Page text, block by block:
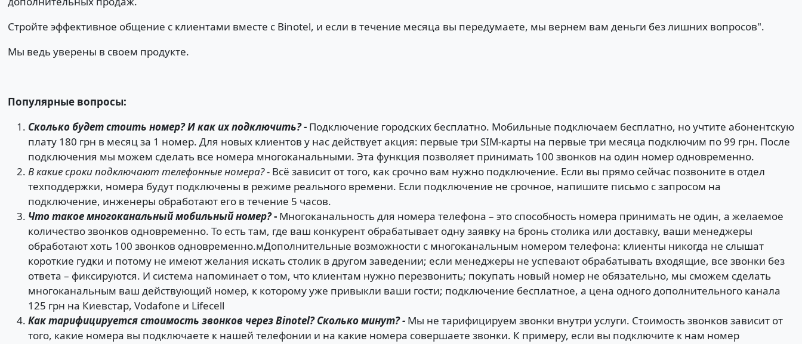
Стройте эффективное общение с клиентами вместе с Binotel, и если в течение месяца вы передумаете, мы вернем вам деньги без лишних вопросов".
Мы ведь уверены в своем продукте.
Популярные вопросы:
Сколько будет стоить номер? И как их подключить? - Подключение городских бесплатно. Мобильные подключаем бесплатно, но учтите абонентскую
плату 180 грн в месяц за 1 номер. Для новых клиентов у нас действует акция: первые три SIM-карты на первые три месяца подключим по 99 грн. После
подключения мы можем сделать все номера многоканальными. Эта функция позволяет принимать 100 звонков на один номер одновременно.
В какие сроки подключают телефонные номера? - Всё зависит от того, как срочно вам нужно подключение. Если вы прямо сейчас позвоните в отдел
техподдержки, номера будут подключены в режиме реального времени. Если подключение не срочное, напишите письмо с запросом на
подключение, инженеры обработают его в течение 5 часов.
Что такое многоканальный мобильный номер?- Многоканальность для номера телефона – это способность номера принимать не один, а желаемое
количество звонков одновременно. То есть там, где ваш конкурент обрабатывает одну заявку на бронь столика или доставку, ваши менеджеры
обработают хоть 100 звонков одновременно.мДополнительные возможности с многоканальным номером телефона: клиенты никогда не слышат
короткие гудки и потому не имеют желания искать столик в другом заведении; если менеджеры не успевают обрабатывать входящие, все звонки без
ответа – фиксируются. И система напоминает о том, что клиентам нужно перезвонить; покупать новый номер не обязательно, мы сможем сделать
многоканальным ваш действующий номер, к которому уже привыкли ваши гости; подключение бесплатное, а цена одного дополнительного канала
125 грн на Киевстар, Vodafone и Lifecell
Как тарифицируется стоимость звонков через Binotel? Сколько минут? - Мы не тарифицируем звонки внутри услуги. Стоимость звонков зависит от
того, какие номера вы подключаете к нашей телефонии и на какие номера совершаете звонки. К примеру, если вы подключите к нам номер